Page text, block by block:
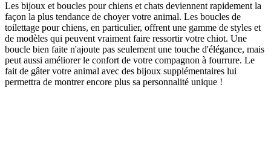
Les bijoux et boucles pour chiens et chats deviennent rapidement la
façon la plus tendance de choyer votre animal. Les boucles de
toilettage pour chiens, en particulier, offrent une gamme de styles et
de modèles qui peuvent vraiment faire ressortir votre chiot. Une
boucle bien faite n'ajoute pas seulement une touche d'élégance, mais
peut aussi améliorer le confort de votre compagnon à fourrure. Le
fait de gâter votre animal avec des bijoux supplémentaires lui
permettra de montrer encore plus sa personnalité unique !